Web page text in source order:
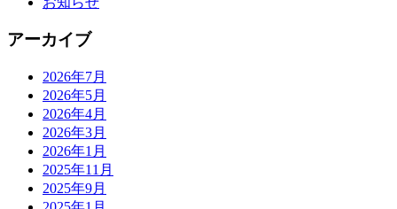
アーカイブ
2026年7月
2026年5月
2026年4月
2026年3月
2026年1月
2025年11月
2025年9月